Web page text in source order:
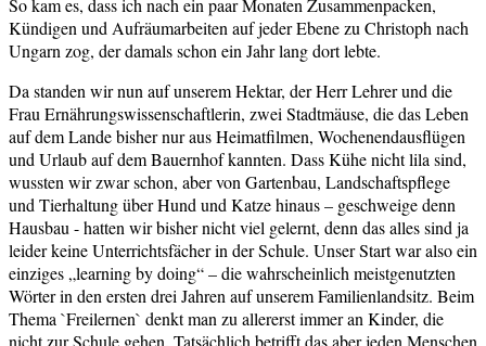
So kam es, dass ich nach ein paar Monaten Zusammenpacken,
Kündigen und Aufräumarbeiten auf jeder Ebene zu Christoph nach
Ungarn zog, der damals schon ein Jahr lang dort lebte.
Da standen wir nun auf unserem Hektar, der Herr Lehrer und die
Frau Ernährungswissenschaftlerin, zwei Stadtmäuse, die das Leben
auf dem Lande bisher nur aus Heimatfilmen, Wochenendausflügen
und Urlaub auf dem Bauernhof kannten. Dass Kühe nicht lila sind,
wussten wir zwar schon, aber von Gartenbau, Landschaftspflege
und Tierhaltung über Hund und Katze hinaus – geschweige denn
Hausbau - hatten wir bisher nicht viel gelernt, denn das alles sind ja
leider keine Unterrichtsfächer in der Schule. Unser Start war also ein
einziges „learning by doing“ – die wahrscheinlich meistgenutzten
Wörter in den ersten drei Jahren auf unserem Familienlandsitz. Beim
Thema `Freilernen` denkt man zu allererst immer an Kinder, die
nicht zur Schule gehen. Tatsächlich betrifft das aber jeden Menschen